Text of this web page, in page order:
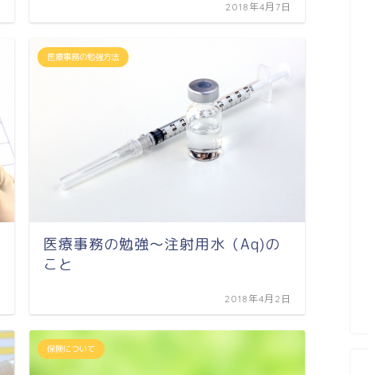
2018年4月7日
医療事務の勉強方法
医療事務の勉強～注射用水（Aq)の
こと
2018年4月2日
保険について